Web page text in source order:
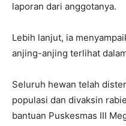
laporan dari anggotanya.
Lebih lanjut, ia
anjing-anjing terlihat
Seluruh hewan telah
populasi dan divaksin
bantuan Puskesmas III